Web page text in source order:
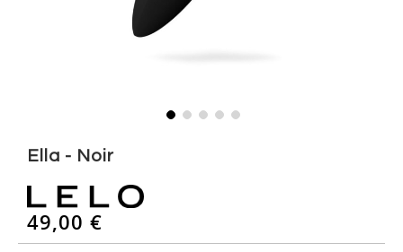
beginning
the
images
Ella - Noir
49,00 €